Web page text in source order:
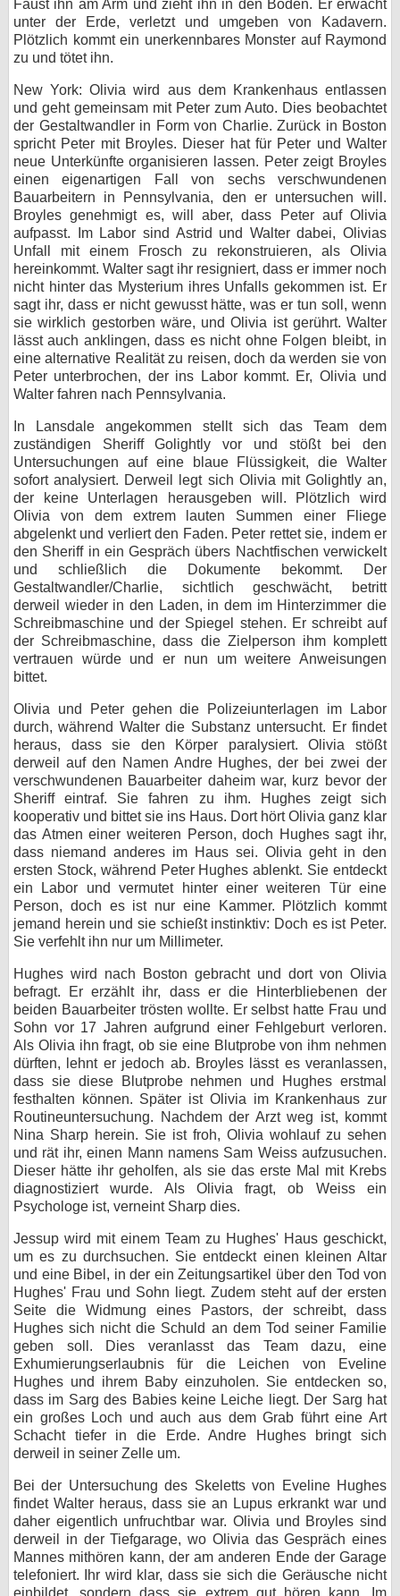
Faust ihn am Arm und zieht ihn in den Boden. Er erwacht
unter der Erde, verletzt und umgeben von Kadavern.
Plötzlich kommt ein unerkennbares Monster auf Raymond
zu und tötet ihn.
New York: Olivia wird aus dem Krankenhaus entlassen
und geht gemeinsam mit Peter zum Auto. Dies beobachtet
der Gestaltwandler in Form von Charlie. Zurück in Boston
spricht Peter mit Broyles. Dieser hat für Peter und Walter
neue Unterkünfte organisieren lassen. Peter zeigt Broyles
einen eigenartigen Fall von sechs verschwundenen
Bauarbeitern in Pennsylvania, den er untersuchen will.
Broyles genehmigt es, will aber, dass Peter auf Olivia
aufpasst. Im Labor sind Astrid und Walter dabei, Olivias
Unfall mit einem Frosch zu rekonstruieren, als Olivia
hereinkommt. Walter sagt ihr resigniert, dass er immer noch
nicht hinter das Mysterium ihres Unfalls gekommen ist. Er
sagt ihr, dass er nicht gewusst hätte, was er tun soll, wenn
sie wirklich gestorben wäre, und Olivia ist gerührt. Walter
lässt auch anklingen, dass es nicht ohne Folgen bleibt, in
eine alternative Realität zu reisen, doch da werden sie von
Peter unterbrochen, der ins Labor kommt. Er, Olivia und
Walter fahren nach Pennsylvania.
In Lansdale angekommen stellt sich das Team dem
zuständigen Sheriff Golightly vor und stößt bei den
Untersuchungen auf eine blaue Flüssigkeit, die Walter
sofort analysiert. Derweil legt sich Olivia mit Golightly an,
der keine Unterlagen herausgeben will. Plötzlich wird
Olivia von dem extrem lauten Summen einer Fliege
abgelenkt und verliert den Faden. Peter rettet sie, indem er
den Sheriff in ein Gespräch übers Nachtfischen verwickelt
und schließlich die Dokumente bekommt. Der
Gestaltwandler/Charlie, sichtlich geschwächt, betritt
derweil wieder in den Laden, in dem im Hinterzimmer die
Schreibmaschine und der Spiegel stehen. Er schreibt auf
der Schreibmaschine, dass die Zielperson ihm komplett
vertrauen würde und er nun um weitere Anweisungen
bittet.
Olivia und Peter gehen die Polizeiunterlagen im Labor
durch, während Walter die Substanz untersucht. Er findet
heraus, dass sie den Körper paralysiert. Olivia stößt
derweil auf den Namen Andre Hughes, der bei zwei der
verschwundenen Bauarbeiter daheim war, kurz bevor der
Sheriff eintraf. Sie fahren zu ihm. Hughes zeigt sich
kooperativ und bittet sie ins Haus. Dort hört Olivia ganz klar
das Atmen einer weiteren Person, doch Hughes sagt ihr,
dass niemand anderes im Haus sei. Olivia geht in den
ersten Stock, während Peter Hughes ablenkt. Sie entdeckt
ein Labor und vermutet hinter einer weiteren Tür eine
Person, doch es ist nur eine Kammer. Plötzlich kommt
jemand herein und sie schießt instinktiv: Doch es ist Peter.
Sie verfehlt ihn nur um Millimeter.
Hughes wird nach Boston gebracht und dort von Olivia
befragt. Er erzählt ihr, dass er die Hinterbliebenen der
beiden Bauarbeiter trösten wollte. Er selbst hatte Frau und
Sohn vor 17 Jahren aufgrund einer Fehlgeburt verloren.
Als Olivia ihn fragt, ob sie eine Blutprobe von ihm nehmen
dürften, lehnt er jedoch ab. Broyles lässt es veranlassen,
dass sie diese Blutprobe nehmen und Hughes erstmal
festhalten können. Später ist Olivia im Krankenhaus zur
Routineuntersuchung. Nachdem der Arzt weg ist, kommt
Nina Sharp herein. Sie ist froh, Olivia wohlauf zu sehen
und rät ihr, einen Mann namens Sam Weiss aufzusuchen.
Dieser hätte ihr geholfen, als sie das erste Mal mit Krebs
diagnostiziert wurde. Als Olivia fragt, ob Weiss ein
Psychologe ist, verneint Sharp dies.
Jessup wird mit einem Team zu Hughes' Haus geschickt,
um es zu durchsuchen. Sie entdeckt einen kleinen Altar
und eine Bibel, in der ein Zeitungsartikel über den Tod von
Hughes' Frau und Sohn liegt. Zudem steht auf der ersten
Seite die Widmung eines Pastors, der schreibt, dass
Hughes sich nicht die Schuld an dem Tod seiner Familie
geben soll. Dies veranlasst das Team dazu, eine
Exhumierungserlaubnis für die Leichen von Eveline
Hughes und ihrem Baby einzuholen. Sie entdecken so,
dass im Sarg des Babies keine Leiche liegt. Der Sarg hat
ein großes Loch und auch aus dem Grab führt eine Art
Schacht tiefer in die Erde. Andre Hughes bringt sich
derweil in seiner Zelle um.
Bei der Untersuchung des Skeletts von Eveline Hughes
findet Walter heraus, dass sie an Lupus erkrankt war und
daher eigentlich unfruchtbar war. Olivia und Broyles sind
derweil in der Tiefgarage, wo Olivia das Gespräch eines
Mannes mithören kann, der am anderen Ende der Garage
telefoniert. Ihr wird klar, dass sie sich die Geräusche nicht
einbildet, sondern dass sie extrem gut hören kann. Im